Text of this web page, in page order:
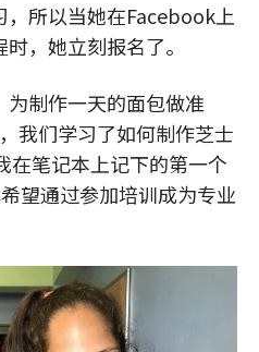
所以当她在Facebook上
，她立刻报名了。
制作一天的面包做准
我们学习了如何制作芝士
笔记本上记下的第一个
望通过参加培训成为专业